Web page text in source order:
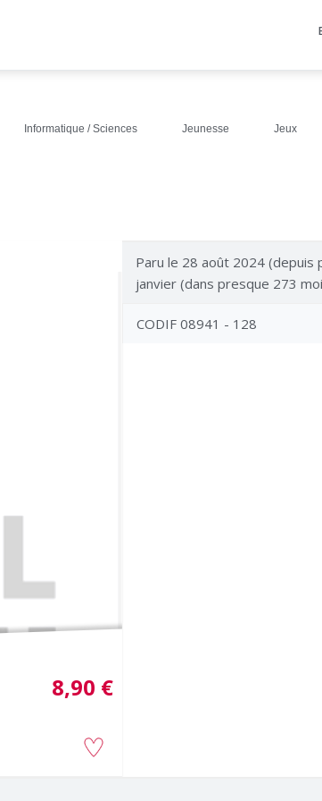
Informatique / Sciences Jeunesse Jeux
8,90 €
Paru le 28 août 2024
janvier (dans presque 273
CODIF 08941 - 128